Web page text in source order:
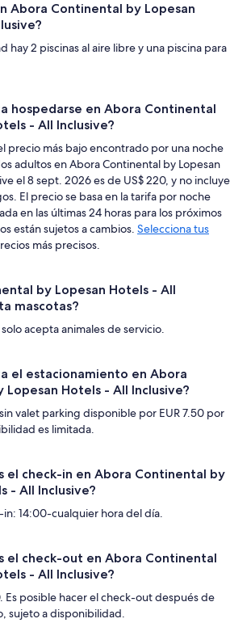
Abora Continental by Lopesan
hay 2 piscinas al aire libre y una piscina para
hospedarse en Abora Continental
- All Inclusive?
precio más bajo encontrado por una noche
adultos en Abora Continental by Lopesan
el 8 sept. 2026 es de US$ 220, y no incluye
El precio se basa en la tarifa por noche
en las últimas 24 horas para los próximos
están sujetos a cambios. Selecciona tus
más precisos.
by Lopesan Hotels - All
mascotas?
acepta animales de servicio.
el estacionamiento en Abora
Hotels - All Inclusive?
valet parking disponible por EUR 7.50 por
es limitada.
el check-in en Abora Continental by
- All Inclusive?
14:00-cualquier hora del día.
el check-out en Abora Continental
- All Inclusive?
Es posible hacer el check-out después de
sujeto a disponibilidad.